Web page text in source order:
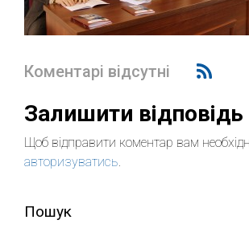
Коментарі відсутні
Залишити відповідь
Щоб відправити коментар вам
авторизуватись.
Пошук